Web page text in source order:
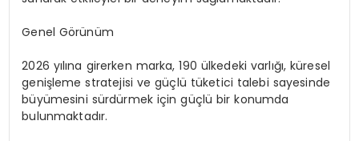
Genel Görünüm
2026 yılına girerken marka, 190 ülkedeki varlığı, küresel
genişleme stratejisi ve güçlü tüketici talebi sayesinde
büyümesini sürdürmek için güçlübir konumda
bulunmaktadır.